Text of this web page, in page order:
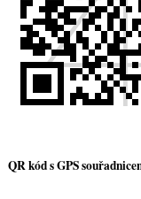
QR kód s GPS